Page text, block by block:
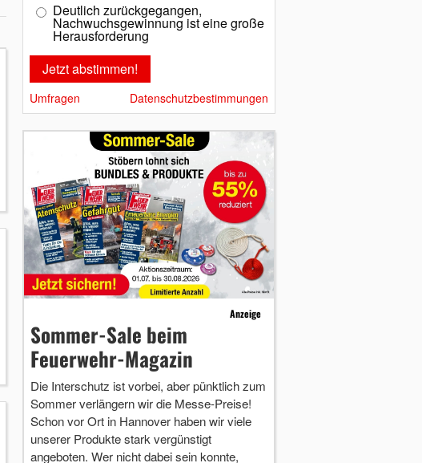
Deutlich zurückgegangen,
Nachwuchsgewinnung ist eine große
Herausforderung
Umfragen Datenschutzbestimmungen
Anzeige
Sommer-Sale beim
Feuerwehr-Magazin
Die Interschutz ist vorbei, aber pünktlich zum
Sommer verlängern wir die Messe-Preise!
Schon vor Ort in Hannover haben wir viele
unserer Produkte stark vergünstigt
angeboten. Wer nicht dabei sein konnte,